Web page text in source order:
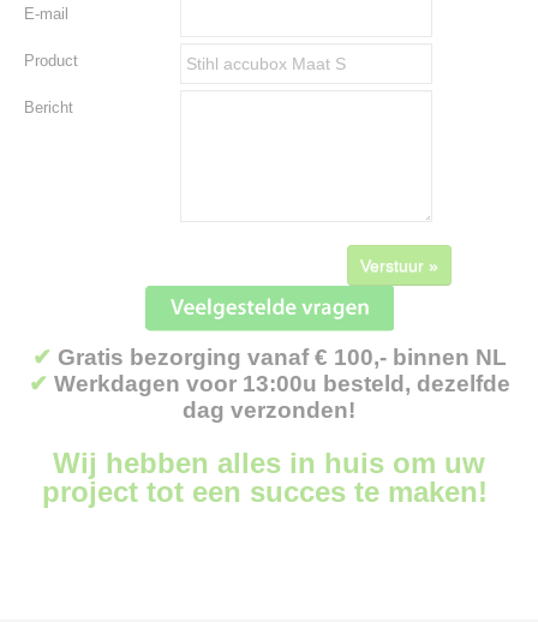
E-mail
Product
Bericht
Verstuur »
✔ Gratis bezorging vanaf € 100,- binnen NL
✔ Werkdagen voor 13:00u besteld, dezelfde
dag verzonden!
Wij hebben alles in huis om uw
project tot een succes te maken!